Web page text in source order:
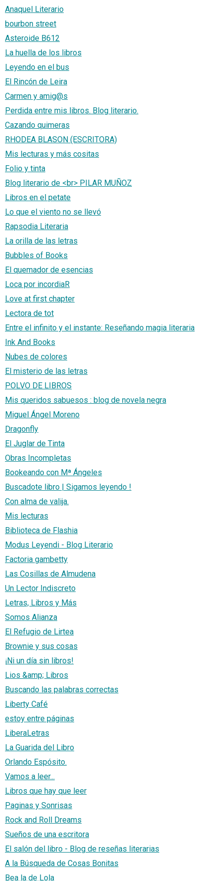
Anaquel Literario
bourbon street
Asteroide B612
La huella de los libros
Leyendo en el bus
El Rincón de Leira
Carmen y amig@s
Perdida entre mis libros. Blog literario.
Cazando quimeras
RHODEA BLASON (ESCRITORA)
Mis lecturas y más cositas
Folio y tinta
Blog literario de <br> PILAR MUÑOZ
Libros en el petate
Lo que el viento no se llevó
Rapsodia Literaria
La orilla de las letras
Bubbles of Books
El quemador de esencias
Loca por incordiaR
Love at first chapter
Lectora de tot
Entre el infinito y el instante: Reseñando magia literaria
Ink And Books
Nubes de colores
El misterio de las letras
POLVO DE LIBROS
Mis queridos sabuesos : blog de novela negra
Miguel Ángel Moreno
Dragonfly
El Juglar de Tinta
Obras Incompletas
Bookeando con Mª Ángeles
Buscadote libro | Sigamos leyendo !
Con alma de valija.
Mis lecturas
Biblioteca de Flashia
Modus Leyendi - Blog Literario
Factoria gambetty
Las Cosillas de Almudena
Un Lector Indiscreto
Letras, Libros y Más
Somos Alianza
El Refugio de Lirtea
Brownie y sus cosas
¡Ni un día sin libros!
Lios &amp; Libros
Buscando las palabras correctas
Liberty Café
estoy entre páginas
LiberaLetras
La Guarida del Libro
Orlando Espósito.
Vamos a leer...
Libros que hay que leer
Paginas y Sonrisas
Rock and Roll Dreams
Sueños de una escritora
El salón del libro - Blog de reseñas literarias
A la Búsqueda de Cosas Bonitas
Bea la de Lola